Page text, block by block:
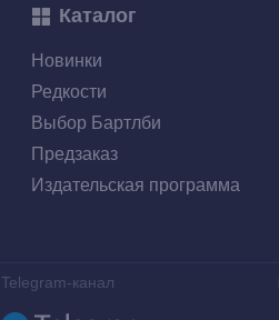
Каталог
Предзаказ
Выбор Бартлби
Редкости
Новинки
Издательская программа
Telegram-канал